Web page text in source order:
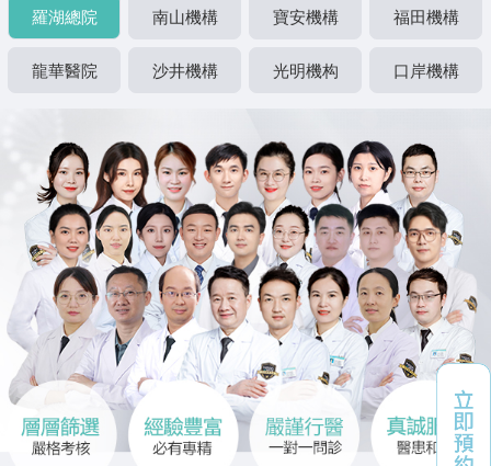
羅湖總院 南山機構 寶安機構 福田機構
龍華醫院 沙井機構 光明機构 口岸機構